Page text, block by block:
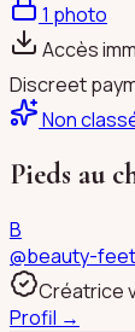
1 photo
Accès
Discreet
Non
Pieds au
B
@beauty-feet
Créatrice
Profil →